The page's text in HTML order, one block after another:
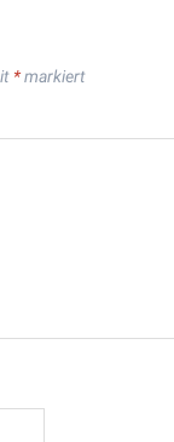
*markiert